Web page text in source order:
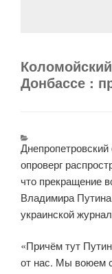
Донбассе :
опроверг
что прекращение
Владимира
украинской
«Причём тут
от нас. Мы воюем